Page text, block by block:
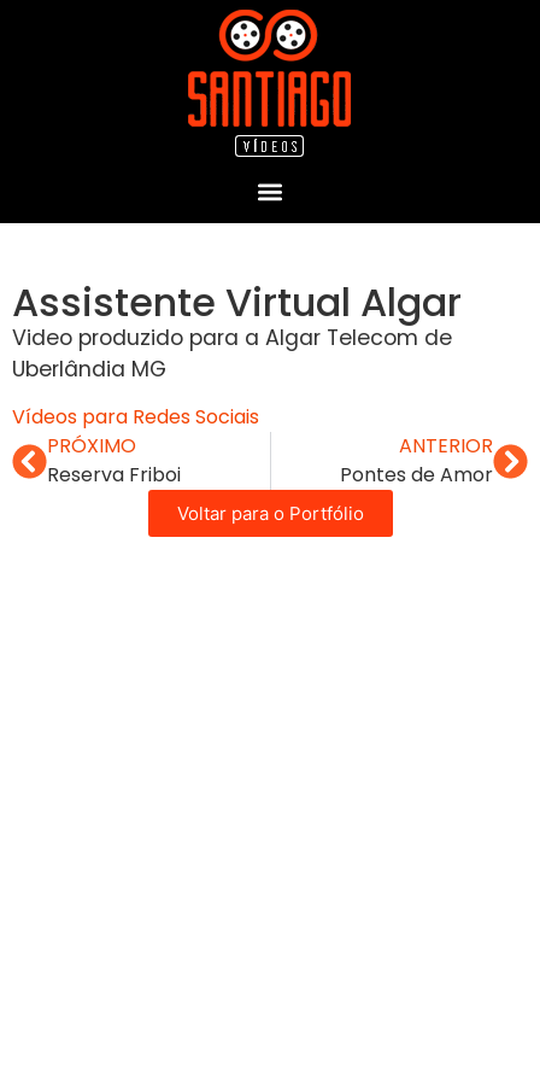
Assistente Virtual Algar
Video produzido para a Algar Telecom de
Uberlândia MG
Vídeos para Redes Sociais
PRÓXIMO
Reserva Friboi
ANTERIOR
Pontes de Amor
Voltar para o Portfólio